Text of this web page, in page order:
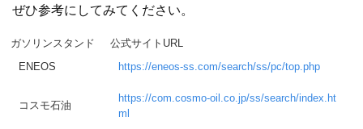
ぜひ参考にしてみてください。
ガソリンスタンド
公式サイトURL
ENEOS
https://eneos-ss.com/search/ss/pc/top.php
コスモ石油
https://com.cosmo-oil.co.jp/ss/search/index.ht
ml